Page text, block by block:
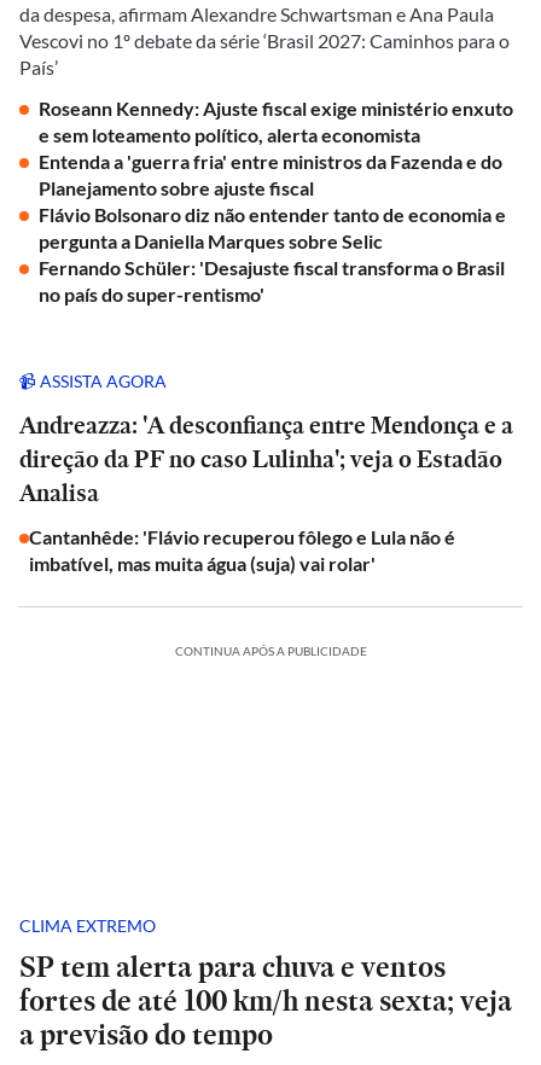
da despesa, afirmam Alexandre Schwartsman e Ana Paula
Vescovi no 1º debate da série ‘Brasil 2027: Caminhos para o
País’
Roseann Kennedy: Ajuste fiscal exige ministério enxuto
e sem loteamento político, alerta economista
Entenda a 'guerra fria' entre ministros da Fazenda e do
Planejamento sobre ajuste fiscal
Flávio Bolsonaro diz não entender tanto de economia e
pergunta a Daniella Marques sobre Selic
Fernando Schüler: 'Desajuste fiscal transforma o Brasil
no país do super-rentismo'
📹 ASSISTA AGORA
Andreazza: 'A desconfiança entre Mendonça e a
direção da PF no caso Lulinha'; veja o Estadão
Analisa
Cantanhêde: 'Flávio recuperou fôlego e Lula não é
imbatível, mas muita água (suja) vai rolar'
CONTINUA APÓS A PUBLICIDADE
CLIMA EXTREMO
SP tem alerta para chuva e ventos
fortes de até 100 km/h nesta sexta; veja
a previsão do tempo